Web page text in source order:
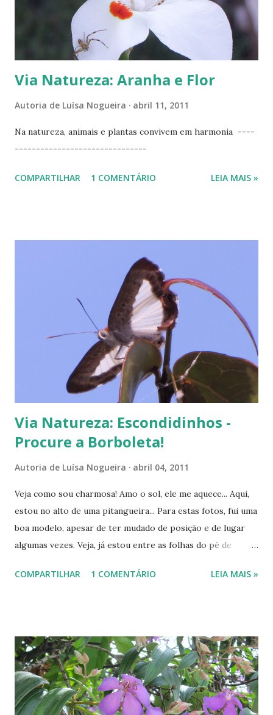
Via Natureza: Aranha e Flor
Autoria de Luísa Nogueira abril 11, 2011
Na natureza, animais e plantas convivem em harmonia ----
-------------------------------
COMPARTILHAR 1 COMENTÁRIO LEIA MAIS »
Via Natureza: Escondidinhos -
Procure a Borboleta!
Autoria de Luísa Nogueira abril 04, 2011
Veja como sou charmosa! Amo o sol, ele me aquece... Aqui,
estou no alto de uma pitangueira... Para estas fotos, fui uma
boa modelo, apesar de ter mudado de posição e de lugar
algumas vezes. Veja, já estou entre as folhas do pé de
pique-esconde? Estou escondidinha nestas duas últimas
COMPARTILHAR 1 COMENTÁRIO LEIA MAIS »